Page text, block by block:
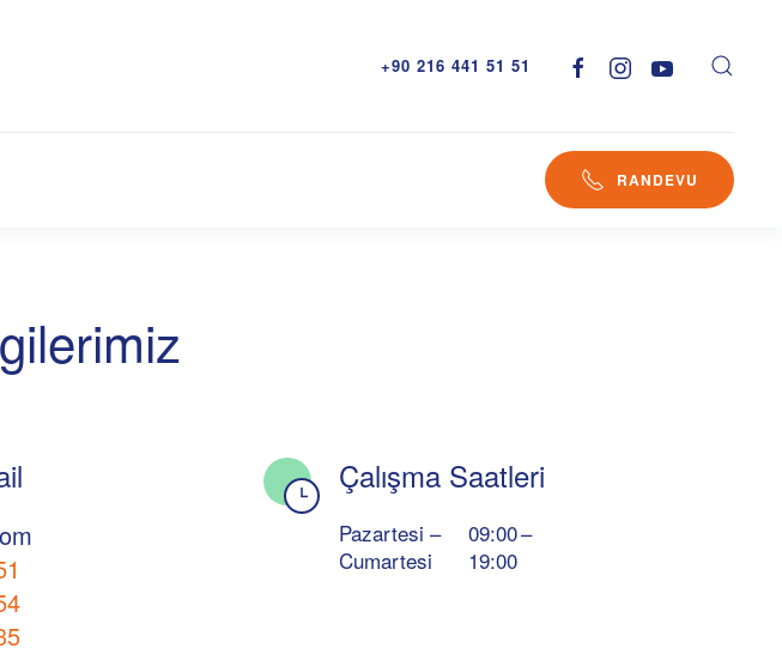
+90 216 441 51 51
RANDEVU
Çalışma Saatleri
Pazartesi –
Cumartesi
09:00 –
19:00